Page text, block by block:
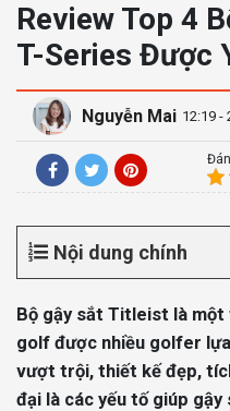
Review Top 4
T-Series Được
Nguyễn Mai 12:19 -
Nội dung chính
Bộ gậy sắt Titleist là một
golf được nhiều golfer
vượt trội, thiết kế đẹp,
đại là các yếu tố giúp